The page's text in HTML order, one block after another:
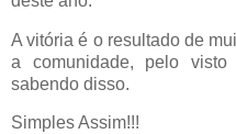
A vitória é o resultado de
a comunidade, pelo
sabendo disso.
Simples Assim!!!